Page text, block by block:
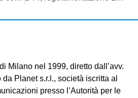
Milano nel 1999, diretto dall’avv.
Planet s.r.l., società iscritta al
presso l’Autorità per le